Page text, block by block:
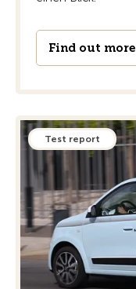
Find out more
Test report